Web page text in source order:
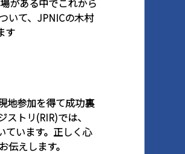
がある中でこれから
いて、JPNICの木村
す
地参加を得て成功裏
トリ(RIR)では、
ています。正しく心
えします。